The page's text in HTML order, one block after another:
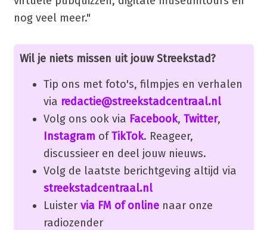
nog veel meer."
Wil je niets missen uit jouw Streekstad?
Tip ons met foto's, filmpjes en verhalen
via redactie@streekstadcentraal.nl
Volg ons ook via Facebook, Twitter,
Instagram ofTikTok. Reageer,
discussieer en deel jouw nieuws.
Volg de laatste berichtgeving altijd via
streekstadcentraal.nl
Luister via FM of onlinenaar onze
radiozender